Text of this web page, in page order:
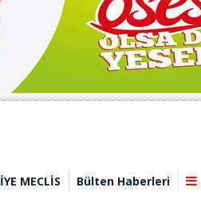
MECLİS Bülten Haberleri